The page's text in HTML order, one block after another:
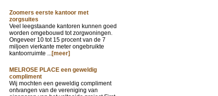
Zoomers eerste kantoor met
zorgsuites
Veel leegstaande kantoren kunnen goed
worden omgebouwd tot zorgwoningen.
Ongeveer 10 tot 15 procent van de 7
miljoen vierkante meter ongebruikte
kantoorruimte ...[meer]
MELROSE PLACE een geweldig
compliment
Wij mochten een geweldig compliment
ontvangen van de vereniging van